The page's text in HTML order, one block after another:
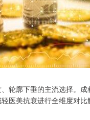
轮廓下垂的主流选择。
医美抗衰进行全维度对比